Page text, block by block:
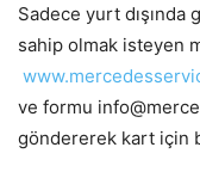
Sadece yurt dışında
sahip olmak isteyen
ve formu
göndererek kart için